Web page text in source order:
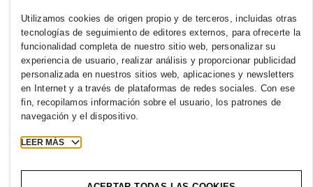
Prensa Políticas y privacidad
Cookies Cookie Settings
H&M.com
Thejourneystartshere.
Utilizamos cookies de origen propio y de terceros, incluidas otras
tecnologías de seguimiento de editores externos, para ofrecerte la
funcionalidad completa de nuestro sitio web, personalizar su
experiencia de usuario, realizar análisis y proporcionar publicidad
personalizada en nuestros sitios web, aplicaciones y newsletters
en Internet y a través de plataformas de redes sociales. Con ese
fin, recopilamos información sobre el usuario, los patrones de
navegación y el dispositivo.
LEER MÁS